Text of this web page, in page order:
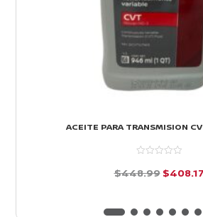
ACEITE PARA TRANSMISION
5
$448.99 El
original
$408.17